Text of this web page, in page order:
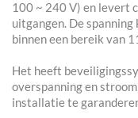
100 ~ 240 V) en levert
uitgangen. De
binnen een bereik van
Het heeft
overspanning en
installatie te